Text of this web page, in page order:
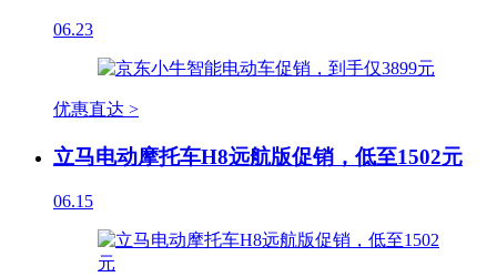
06.23
优惠直达 >
立马电动摩托车H8远航版促销，低至1502元
06.15